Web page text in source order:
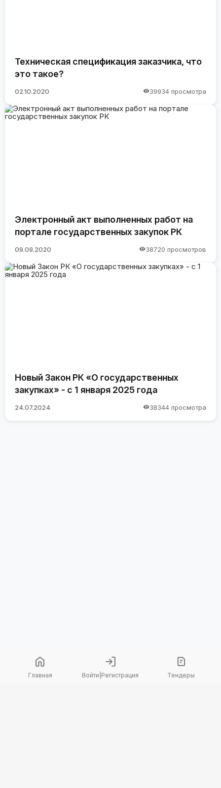
Главная Войти Регистрация Тендеры
Техническая спецификация заказчика, что
это такое?
02.10.2020 39934 просмотра
Электронный акт выполненных работ на
портале государственных закупок РК
09.09.2020 38720 просмотров
Новый Закон РК «О государственных
закупках» - с 1 января 2025 года
24.07.2024 38344 просмотра